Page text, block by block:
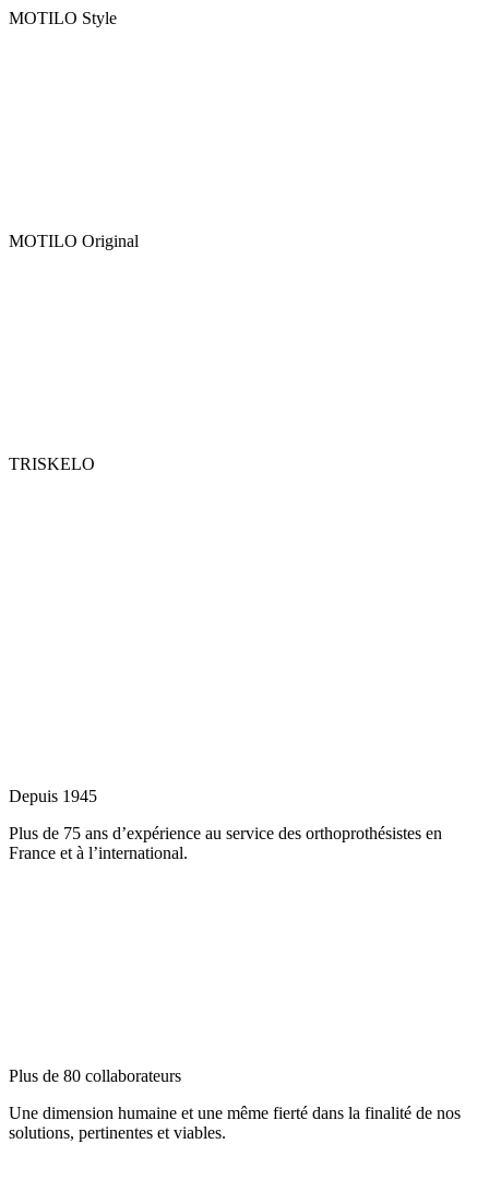
MOTILO Style
MOTILO Original
TRISKELO
Depuis 1945
Plus de 75 ans d’expérience au service des orthoprothésistes en
France et à l’international.
Plus de 80 collaborateurs
Une dimension humaine et une même fierté dans la finalité de nos
solutions, pertinentes et viables.